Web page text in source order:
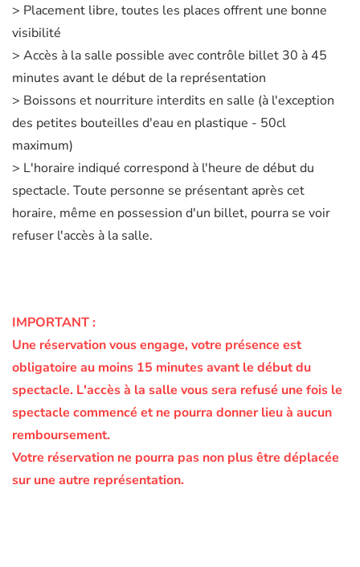
> Placement libre, toutes les places offrent une bonne
visibilité
> Accès à la salle possible avec contrôle billet 30 à 45
minutes avant le début de la représentation
> Boissons et nourriture interdits en salle (à l'exception
des petites bouteilles d'eau en plastique - 50cl
maximum)
> L'horaire indiqué correspond à l'heure de début du
spectacle. Toute personne se présentant après cet
horaire, même en possession d'un billet, pourra se voir
refuser l'accès à la salle.
IMPORTANT :
Une réservation vous engage, votre présence est
obligatoire au moins 15 minutes avant le début du
spectacle. L'accès à la salle vous sera refusé une fois le
spectacle commencé et ne pourra donner lieu à aucun
remboursement.
Votre réservation ne pourra pas non plus être déplacée
sur une autre représentation.